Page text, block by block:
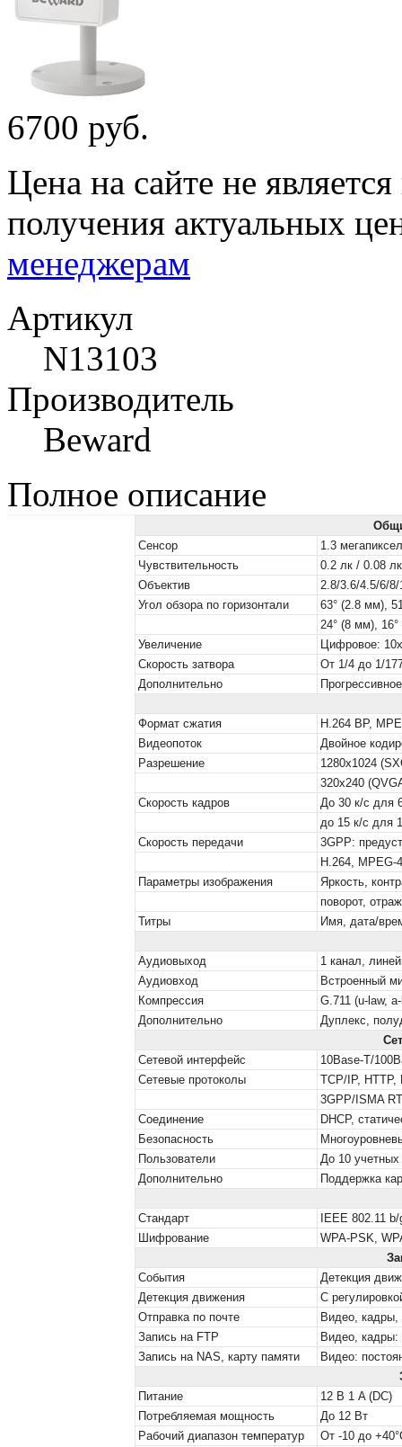
6700 руб.
Цена на сайте не
получения актуальных
менеджерам
Артикул
N13103
Производитель
Beward
Полное описание
Сенсор
1.3
Чувствительность
0.2 лк / 0.08
Объектив
2.8/3.6/4.5/6/
Угол обзора по горизонтали
63° (2.8 мм),
24° (8 мм),
Увеличение
Цифровое:
Скорость затвора
От 1/4 до 1/
Дополнительно
Формат сжатия
H.264 BP,
Видеопоток
Двойное
Разрешение
1280x1024
320x240
Скорость кадров
До 30 к/с для
до 15 к/с для
Скорость передачи
3GPP:
Н.264, MPEG-
Параметры изображения
Яркость,
поворот,
Титры
Имя, дата/
Аудиовыход
1 канал,
Аудиовход
Встроенный
Компрессия
G.711 (u-law,
Дополнительно
Дуплекс,
Сетевой интерфейс
10Base-T/
Сетевые протоколы
TCP/IP, HTTP,
3GPP/ISMA
Соединение
DHCP,
Безопасность
Пользователи
До 10 учетных
Дополнительно
Поддержка
Стандарт
IEEE 802.11
Шифрование
WPA-PSK,
События
Детекция
Детекция движения
С
Отправка по почте
Видео, кадры,
Запись на FTP
Видео, кадры:
Запись на NAS, карту памяти
Видео:
Питание
12 В 1 A (DC)
Потребляемая мощность
До 12 Вт
Рабочий диапазон температур
От -10 до